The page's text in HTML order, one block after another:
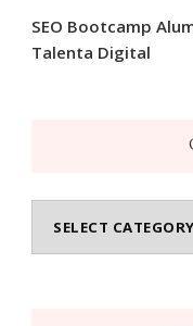
SEO Bootcamp
Talenta Digital